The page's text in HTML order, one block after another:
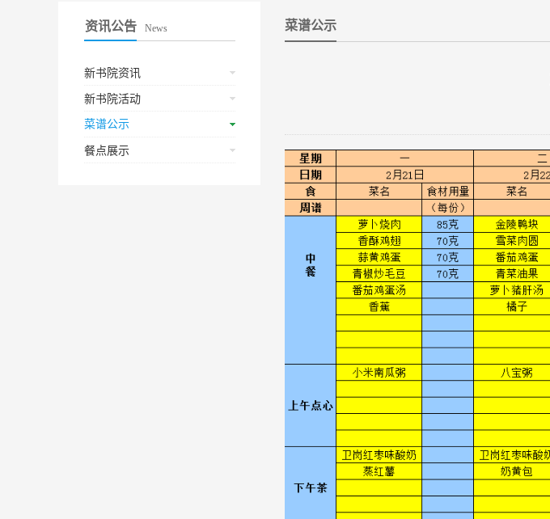
资讯公告 News
新书院资讯
新书院活动
菜谱公示
餐点展示
菜谱公示